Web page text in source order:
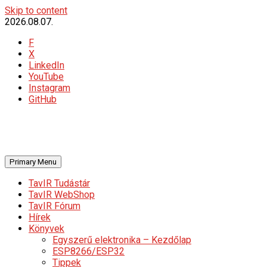
Skip to content
2026.08.07.
F
X
LinkedIn
YouTube
Instagram
GitHub
Primary Menu
TavIR Tudástár
TavIR WebShop
TavIR Fórum
Hírek
Könyvek
Egyszerű elektronika – Kezdőlap
ESP8266/ESP32
Tippek